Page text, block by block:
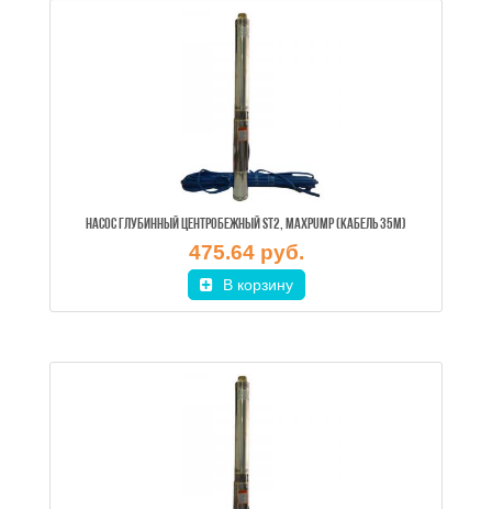
НАСОС ГЛУБИННЫЙ ЦЕНТРОБЕЖНЫЙ ST2, MAXPUMP (КАБЕЛЬ 35М)
475.64 руб.
В корзину